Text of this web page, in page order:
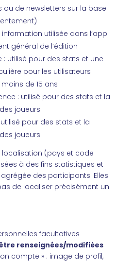
ou de newsletters sur la base
information utilisée dans l’app
général de l’édition
: utilisé pour des stats et une
pour les utilisateurs
de 15 ans
: utilisé pour des stats et la
joueurs
pour des stats et la
joueurs
localisation (pays et code
à des fins statistiques et
des participants. Elles
de localiser précisément un
facultatives
renseignées/modifiées
compte » : image de profil,